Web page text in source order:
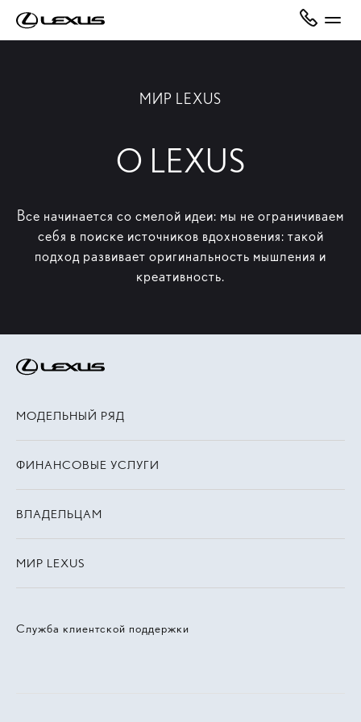
МИР LEXUS
О LEXUS
Все начинается со смелой идеи: мы не ограничиваем
себя в поиске источников вдохновения: такой
подход развивает оригинальность мышления и
креативность.
Служба клиентской поддержки
МОДЕЛЬНЫЙ РЯД
ФИНАНСОВЫЕ УСЛУГИ
ВЛАДЕЛЬЦАМ
МИР LEXUS